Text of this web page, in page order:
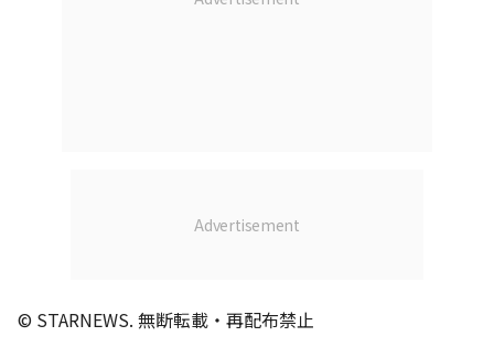
© STARNEWS. 無断転載・再配布禁止